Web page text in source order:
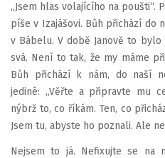
„Jsem hlas volajícího na poušti“.
píše v Izajášovi. Bůh přichází do
v Bábelu. V době Janově to bylo
svá. Není to tak, že my máme
Bůh přichází k nám, do naší
jediné: „Věřte a připravte mu
nýbrž to, co říkám. Ten, co
Jsem tu, abyste ho poznali. Ale
Nejsem to já. Nefixujte se na